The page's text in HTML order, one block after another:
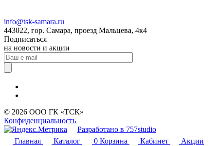
info@tsk-samara.ru
443022, гор. Самара, проезд Мальцева, 4к4
Подписаться
на новости и акции
© 2026 ООО ГК «ТСК»
Конфиденциальность
Разработано в 757studio
Главная
Каталог 0 Корзина Кабинет
Акции